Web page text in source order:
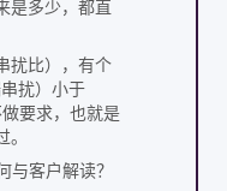
是多少，都直
扰比），有个
扰）小于
要求，也就是
与客户解读？